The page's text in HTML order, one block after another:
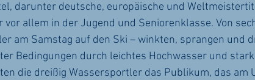
darunter deutsche, europäische und
vor allem in der Jugend und Seniorenklasse. Von
am Samstag auf den Ski – winkten, sprangen und
Bedingungen durch leichtes Hochwasser und
die dreißig Wassersportler das Publikum, das am